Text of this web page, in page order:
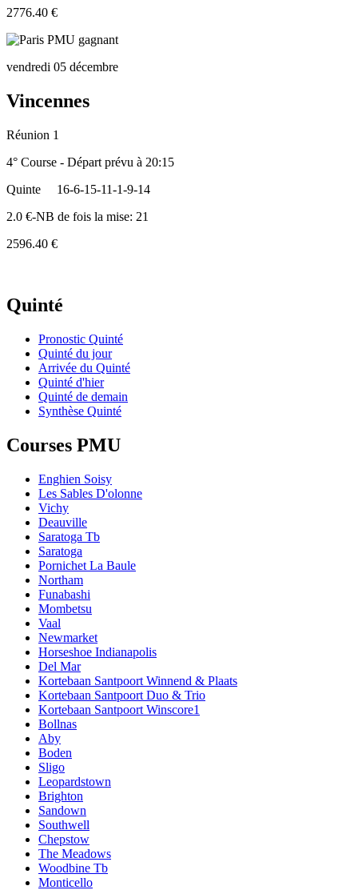
2776.40 €
vendredi 05 décembre
Vincennes
Réunion 1
4° Course - Départ prévu à 20:15
Quinte
16-6-15-11-1-9-14
2.0 €-NB de fois la mise: 21
2596.40 €
Quinté
Pronostic Quinté
Quinté du jour
Arrivée du Quinté
Quinté d'hier
Quinté de demain
Synthèse Quinté
Courses PMU
Enghien Soisy
Les Sables D'olonne
Vichy
Deauville
Saratoga Tb
Saratoga
Pornichet La Baule
Northam
Funabashi
Mombetsu
Vaal
Newmarket
Horseshoe Indianapolis
Del Mar
Kortebaan Santpoort Winnend & Plaats
Kortebaan Santpoort Duo & Trio
Kortebaan Santpoort Winscore1
Bollnas
Aby
Boden
Sligo
Leopardstown
Brighton
Sandown
Southwell
Chepstow
The Meadows
Woodbine Tb
Monticello